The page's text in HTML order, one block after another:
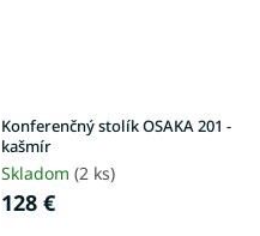
Konferenčný stolík OSAKA 201 -
kašmír
Skladom (2 ks)
128 €